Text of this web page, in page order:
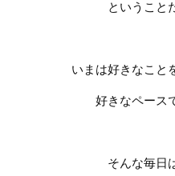
ということ
いまは好きなこと
好きなペース
そんな毎日